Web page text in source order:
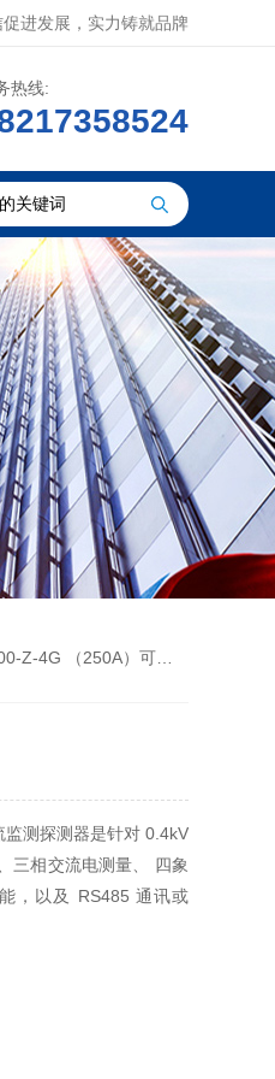
进发展，实力铸就品牌
热线:
250A）可调节式剩余电流监测探测器
测探测器是针对 0.4kV
三相交流电测量、 四象
，以及 RS485 通讯或